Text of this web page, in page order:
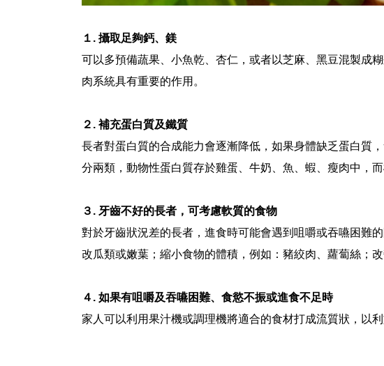
１. 攝取足夠鈣、鎂
可以多預備蔬果、小魚乾、杏仁，或者以芝麻、黑豆混製成
肉系統具有重要的作用。
２. 補充蛋白質及鐵質
長者對蛋白質的合成能力會逐漸降低，如果身體缺乏蛋白質
分兩類，動物性蛋白質存於雞蛋、牛奶、魚、蝦、瘦肉中，
３. 牙齒不好的長者，可考慮軟質的食物
對於牙齒狀況差的長者，進食時可能會遇到咀嚼或吞嚥困難
改瓜類或嫩葉；縮小食物的體積，例如：豬絞肉、蘿蔔絲；
４. 如果有咀嚼及吞嚥困難、食慾不振或進食不足時
家人可以利用果汁機或調理機將適合的食材打成流質狀，以